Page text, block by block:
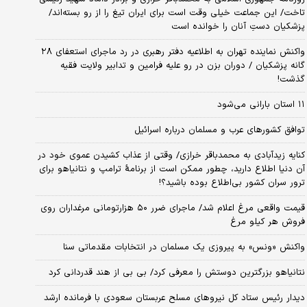
تاخت/ این جماعت خیلی وقت است برای ایران تیغ را از رو بسته‌اند/
پزشکیان دستِ آنان را خوانده است
واکنش نماینده تهران به اطلاعیه دفتر رهبری در رد ماجرای استعفای ۲۸
گانه پزشکیان / دوران بزن در رو علیه فرامین و تدابیر ولایت فقیه
گذشت!
۱۱ استان بارانی می‌شود
توافق کشورهای عرب و مسلمان درباره اسرائیل
کنایه زیدآبادی به محمدباقر خرازی/ وقتی از عذاب کشیدن عموی خود در
آن دنیا اطلاع دارید، چطور ممکن است از برنامهٔ ترامپ و نتانیاهو برای
ترور سران کشور بی‌اطلاع بوده باشید؟!
قیمت واقعی مرغ اعلام شد/ ماجرای ضرر ۵۰ هزارتومانی مرغداران روی
فروش هر کیلو مرغ
واکنش «ونس» به پیروزی یک مسلمان در انتخابات مقدماتی سنا
نتانیاهو بزرگترین دوستش را معرفی کرد/ بی بی از هند قدردانی کرد
دیدار رئیس ستاد کل نیروهای مسلح عربستان سعودی با فرمانده ارشد